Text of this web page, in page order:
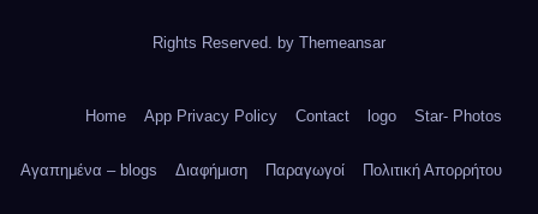
Rights Reserved. by Themeansar
Home App Privacy Policy Contact logo Star- Photos
Αγαπημένα – blogs Διαφήμιση Παραγωγοί Πολιτική Απορρήτου